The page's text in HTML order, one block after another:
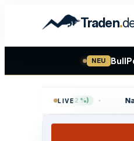
Traden.
NEU
LIVE
+47,68 (+0,62 %)